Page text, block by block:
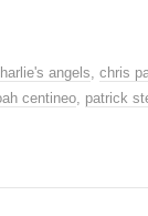
angels chris
centineo patrick